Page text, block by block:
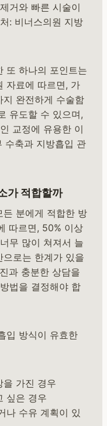
거와 빠른 시술이
: 비너스의원 지방
또 하나의 포인트는
자료에 따르면, 가
지 완전하게 수술함
유도할 수 있으며,
교정에 유용한 이
수축과 지방흡입 관
가 적합할까
든 분에게 적합한 방
따르면, 50% 이상
무 많이 쳐져서 늘
로는 한계가 있을
과 충분한 상담을
법을 결정해야 합
입 방식이 유효한
을 가진 경우
싶은 경우
나 수유 계획이 있